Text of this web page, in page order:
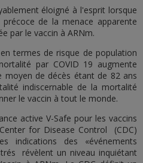
éloigné à l'esprit lorsque
de la menace apparente
par le vaccin à ARNm.
termes de risque de population
par COVID 19 augmente
moyen de décès étant de 82 ans
indiscernable de la mortalité
le vaccin à tout le monde.
active V-Safe pour les vaccins
for Disease Control (CDC)
indications des «événements
révèlent un niveau inquiétant